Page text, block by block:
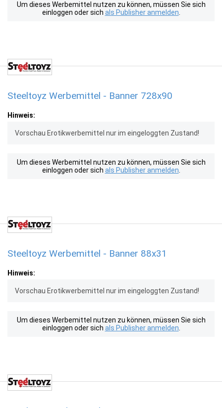
Um dieses Werbemittel nutzen zu können, müssen Sie sich
einloggen oder sich als Publisher anmelden
Steeltoyz Werbemittel - Banner 728x90
Hinweis:
Vorschau Erotikwerbemittel nur im eingeloggten Zustand!
Um dieses Werbemittel nutzen zu können, müssen Sie sich
einloggen oder sich als Publisher anmelden
Steeltoyz Werbemittel - Banner 88x31
Hinweis:
Vorschau Erotikwerbemittel nur im eingeloggten Zustand!
Um dieses Werbemittel nutzen zu können, müssen Sie sich
einloggen oder sich als Publisher anmelden